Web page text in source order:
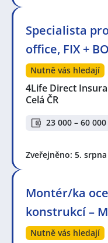
Specialista
office, FIX +
Nutně vás hledají
4Life Direct
Celá ČR
23 000 – 60 000
Zveřejněno: 5. srpna
Montér/ka
konstrukcí –
Nutně vás hledají